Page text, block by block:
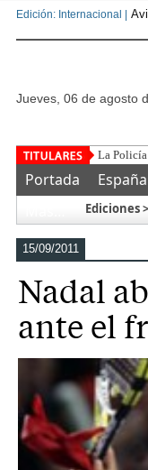
Edición: Internacional |
jueves, 06 de agosto
Est
Portada España
Ediciones >
15/09/2011
Nadal
ante el